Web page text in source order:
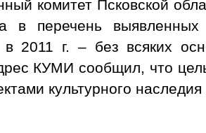
комитет Псковской
в перечень выявленных
2011 г. – без всяких
КУМИ сообщил, что
культурного